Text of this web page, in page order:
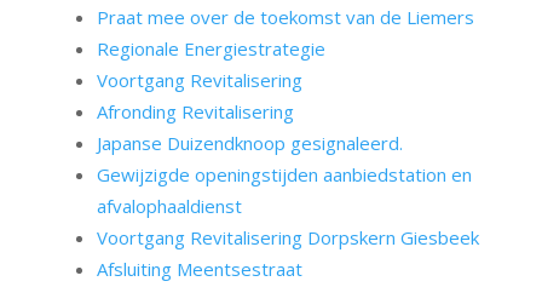
Praat mee over de toekomst van de Liemers
Regionale Energiestrategie
Voortgang Revitalisering
Afronding Revitalisering
Japanse Duizendknoop gesignaleerd.
Gewijzigde openingstijden aanbiedstation en
afvalophaaldienst
Voortgang Revitalisering Dorpskern Giesbeek
Afsluiting Meentsestraat